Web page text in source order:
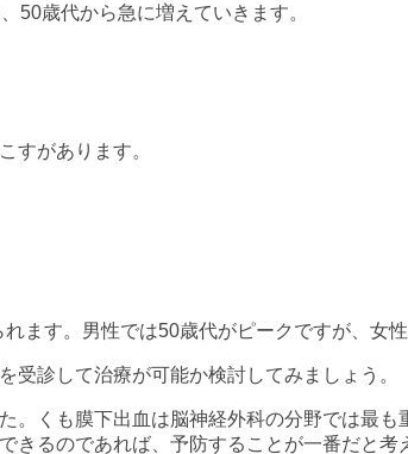
50歳代から急に増えていきます。
すがあります。
ます。男性では50歳代がピークですが、女
診して治療が可能か検討してみましょう。
くも膜下出血は脳神経外科の分野では最
きるのであれば、予防することが一番だと考